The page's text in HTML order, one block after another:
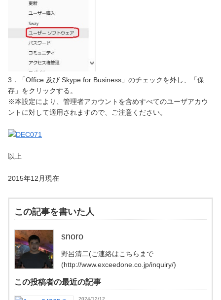
3．「Office 及び Skype for Business」のチェックを外し、「保
存」をクリックする。
※本設定により、管理者アカウントを含めすべてのユーザアカウ
ントに対して適用されますので、ご注意ください。
以上
2015年12月現在
この記事を書いた人
snoro
野呂清二(ご連絡はこちらまで
(http://www.exceedone.co.jp/inquiry/)
この投稿者の最近の記事
2024/12/12